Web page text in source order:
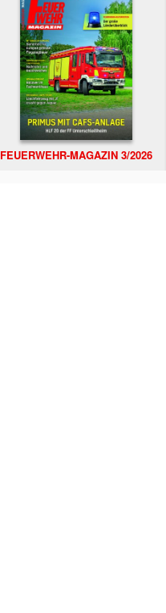
FEUERWEHR-MAGAZIN 3/2026